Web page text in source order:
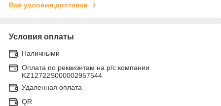
Все условия доставки
Условия оплаты
Наличными
Оплата по реквизитам на р/с компании
KZ12722S000002957544
Удаленная оплата
QR